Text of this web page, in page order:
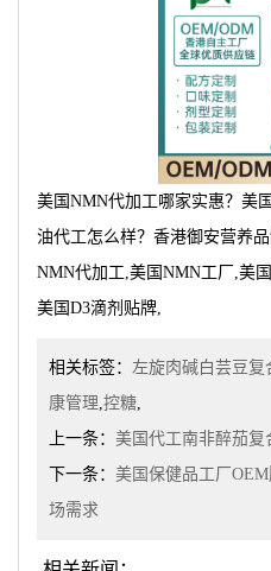
美国NMN代加工哪家实惠？美
油代工怎么样？香港御安营养
NMN代加工,美国NMN工厂,美
美国D3滴剂贴牌,
相关标签： 左旋肉碱白芸豆
康管理 控糖
上一条： 美国代工南非醉茄复
下一条： 美国保健品工厂
场需求